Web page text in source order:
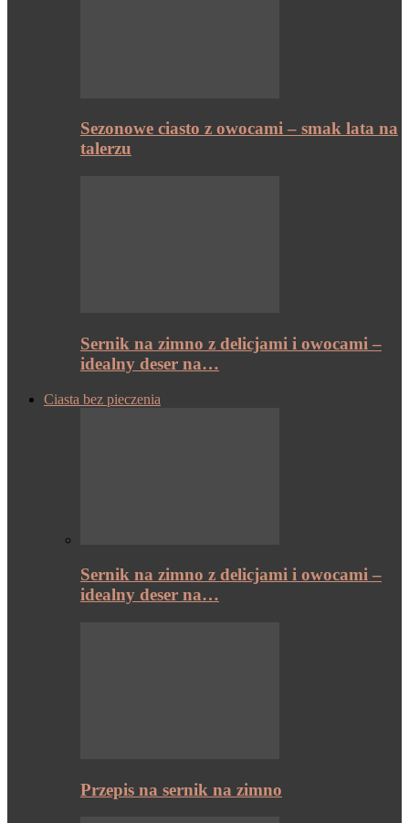
Sezonowe ciasto z owocami – smak lata na
talerzu
Sernik na zimno z delicjami i owocami –
idealny deser na…
Ciasta bez pieczenia
Sernik na zimno z delicjami i owocami –
idealny deser na…
Przepis na sernik na zimno